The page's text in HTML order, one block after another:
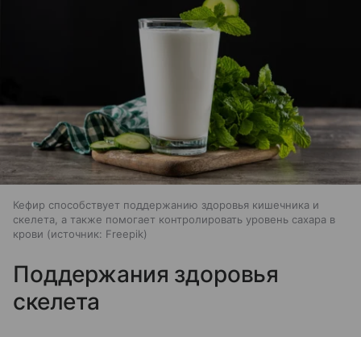
Кефир способствует поддержанию здоровья кишечника и
скелета, а также помогает контролировать уровень сахара в
крови
источник: Freepik
Поддержания здоровья
скелета